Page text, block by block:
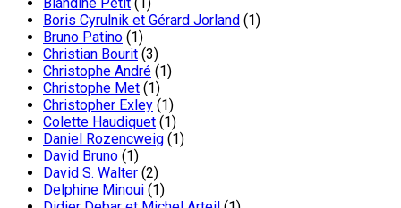
Boris Cyrulnik et Gérard Jorland (1)
Bruno Patino (1)
Christian Bourit (3)
Christophe André (1)
Christophe Met (1)
Christopher Exley (1)
Colette Haudiquet (1)
Daniel Rozencweig (1)
David Bruno (1)
David S. Walter (2)
Delphine Minoui (1)